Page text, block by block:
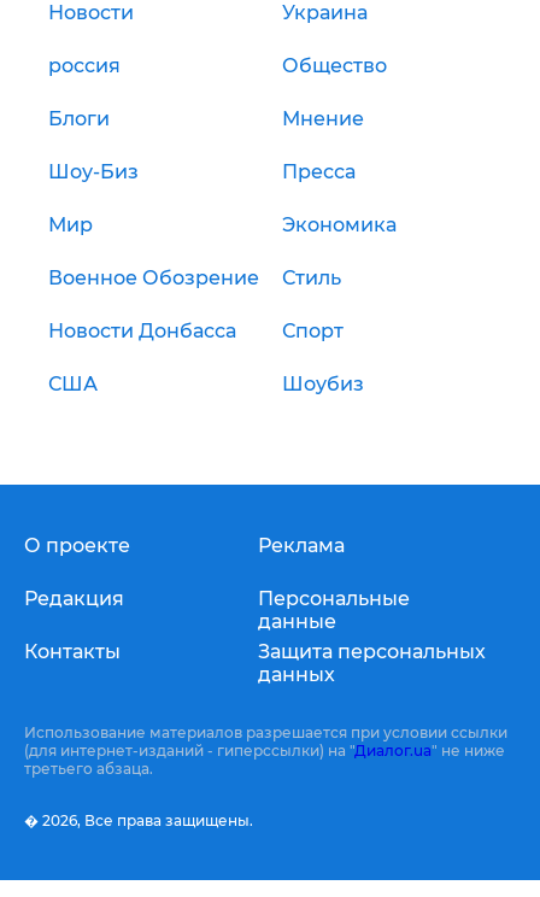
Новости Украина
россия Общество
Блоги Мнение
Шоу-Биз Пресса
Мир Экономика
Военное Обозрение Стиль
Новости Донбасса Спорт
США Шоубиз
О проекте
Редакция
Контакты
Реклама
Персональные
данные
Защита персональных
данных
Использование материалов разрешается при условии ссылки
(для интернет-изданий - гиперссылки) на "Диалог.ua" не ниже
третьего абзаца.
� 2026, Все права защищены.